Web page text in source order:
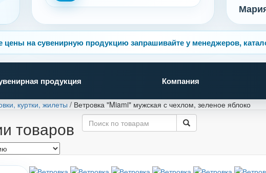
цены на сувенирную продукцию запрашивайте у менеджеров,
продукция Компания
куртки, жилеты / Ветровка "Miami" мужская с чехлом, зеленое яблоко
товаров